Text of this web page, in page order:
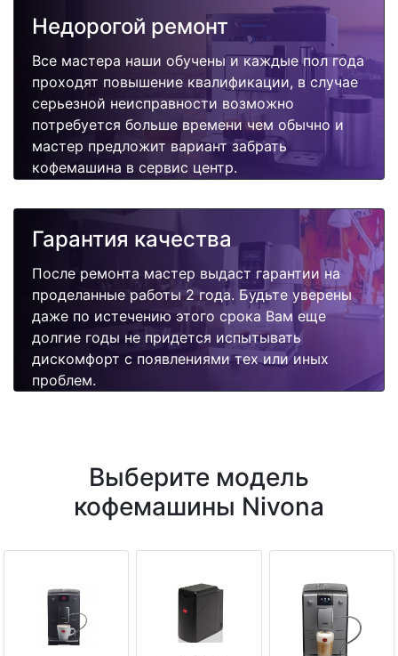
Недорогой ремонт
Все мастера наши обучены и каждые пол года
проходят повышение квалификации, в случае
серьезной неисправности возможно
потребуется больше времени чем обычно и
мастер предложит вариант забрать
кофемашина в сервис центр.
Гарантия качества
После ремонта мастер выдаст гарантии на
проделанные работы 2 года. Будьте уверены
даже по истечению этого срока Вам еще
долгие годы не придется испытывать
дискомфорт с появлениями тех или иных
проблем.
Выберите модель
кофемашины Nivona